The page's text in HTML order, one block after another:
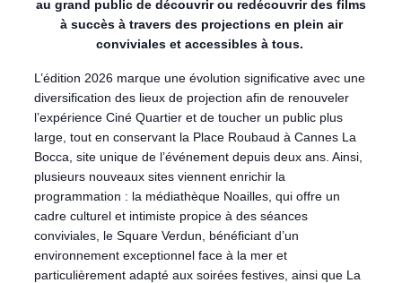
au grand public de découvrir ou redécouvrir des films
à succès à travers des projections en plein air
conviviales et accessibles à tous.
L’édition 2026 marque une évolution significative avec une
diversification des lieux de projection afin de renouveler
l’expérience Ciné Quartier et de toucher un public plus
large, tout en conservant la Place Roubaud à Cannes La
Bocca, site unique de l’événement depuis deux ans. Ainsi,
plusieurs nouveaux sites viennent enrichir la
programmation : la médiathèque Noailles, qui offre un
cadre culturel et intimiste propice à des séances
conviviales, le Square Verdun, bénéficiant d’un
environnement exceptionnel face à la mer et
particulièrement adapté aux soirées festives, ainsi que La